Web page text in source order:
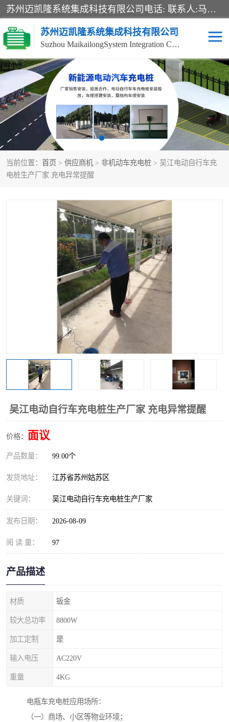
苏州迈凯隆系统集成科技有限公司电话: 联系人:马杰森 销售安装视频监控、报警系统、电话交换机、门禁考勤、巡更系统、呼叫对讲系统、停车场道闸、智能家居、广播系统、综合布线、办公设备、电子商务软件、网络工程、酒店门锁系列 系统集成、VOD视频点播、LED显示屏、节能产品、USP电源、收银机等弱电及智能化项目。
苏州迈凯隆系统集成科技有限公司
Suzhou MaikailongSystem Integration Co., Ltd.
当前位置： 首页 > 供应商机 > 非机动车充电桩 > 吴江电动自行车充
电桩生产厂家 充电异常提醒
吴江电动自行车充电桩生产厂家 充电异常提醒
价格： 面议
产品数量： 99.00个
发货地址： 江苏省苏州姑苏区
关键词： 吴江电动自行车充电桩生产厂家
发布日期： 2026-08-09
阅 读 量： 97
产品描述
材质 钣金
较大总功率 8800W
加工定制 是
输入电压 AC220V
重量 4KG
电瓶车充电桩应用场所：
（一）商场、小区等物业环境；
非机动车充电桩 电瓶车充电桩
电动自行车充电桩 两轮电动车充电桩
充电桩